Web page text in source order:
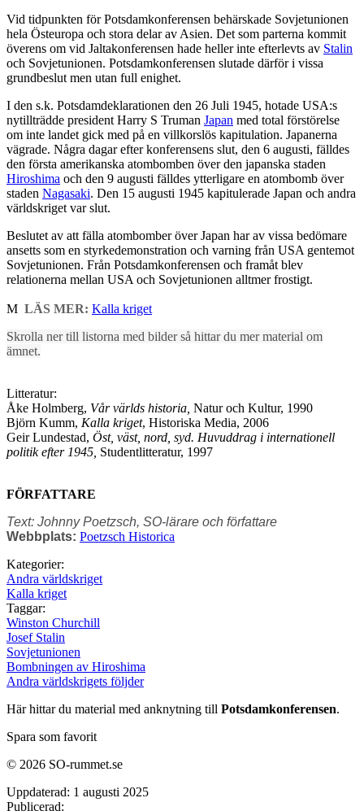
Vid tidpunkten för Potsdamkonferensen behärskade Sovjetunionen
hela Östeuropa och stora delar av Asien. Det som parterna kommit
överens om vid Jaltakonferensen hade heller inte efterlevts av Stalin
och Sovjetunionen. Potsdamkonferensen slutade därför i vissa
grundbeslut men utan full enighet.
I den s.k. Potsdamdeklarationen den 26 Juli 1945, hotade USA:s
nytillträdde president Harry S Truman Japan med total förstörelse
om inte landet gick med på en villkorslös kapitulation. Japanerna
vägrade. Några dagar efter konferensens slut, den 6 augusti, fälldes
den första amerikanska atombomben över den japanska staden
Hiroshima och den 9 augusti fälldes ytterligare en atombomb över
staden Nagasaki. Den 15 augusti 1945 kapitulerade Japan och andra
världskriget var slut.
Beslutet av att fälla atombomber över Japan har av vissa bedömare
ansetts som en styrkedemonstration och varning från USA gentemot
Sovjetunionen. Från Potsdamkonferensen och framåt blev
relationerna mellan USA och Sovjetunionen alltmer frostigt.
M LÄS MER: Kalla kriget
Skrolla ner till listorna med bilder så hittar du mer material om
ämnet.
Litteratur:
Åke Holmberg, Vår världs historia, Natur och Kultur, 1990
Björn Kumm, Kalla kriget, Historiska Media, 2006
Geir Lundestad, Öst, väst, nord, syd. Huvuddrag i internationell
politik efter 1945, Studentlitteratur, 1997
FÖRFATTARE
Text: Johnny Poetzsch, SO-lärare och författare
Webbplats: Poetzsch Historica
Kategorier:
Andra världskriget
Kalla kriget
Taggar:
Winston Churchill
Josef Stalin
Sovjetunionen
Bombningen av Hiroshima
Andra världskrigets följder
Här hittar du material med anknytning till Potsdamkonferensen.
Spara som favorit
© 2026 SO-rummet.se
Uppdaterad: 1 augusti 2025
Publicerad: